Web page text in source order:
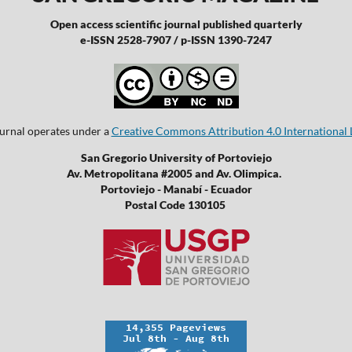
Open access scientific journal published quarterly
e-ISSN 2528-7907 / p-ISSN 1390-7247
operates under aCreative Commons Attribution 4.0 International
San Gregorio University of Portoviejo
Av. Metropolitana #2005 and Av. Olimpica.
Portoviejo - Manabí - Ecuador
Postal Code 130105